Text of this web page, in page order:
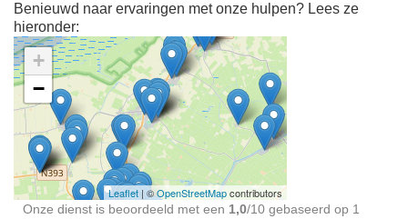
Benieuwd naar ervaringen met onze hulpen? Lees ze
hieronder:
Ontdek meer ervaringen
Schoonmaakster bij
jou in de buurt
+
−
Leaflet | ©OpenStreetMapcontributors
Onze dienst is beoordeeld met een 1,0/10 gebaseerd op 1